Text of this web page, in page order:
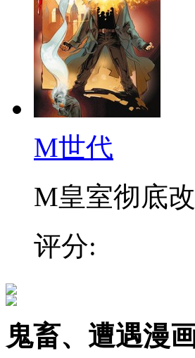
M世代
M皇室彻底
评分:
鬼畜、遭遇漫